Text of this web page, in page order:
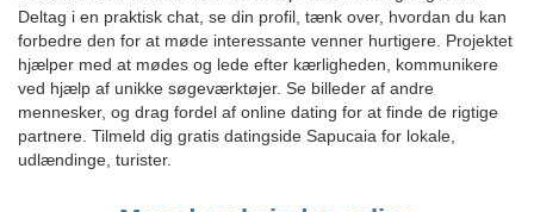
Deltag i en praktisk chat, se din profil, tænk over, hvordan du kan
forbedre den for at møde interessante venner hurtigere. Projektet
hjælper med at mødes og lede efter kærligheden, kommunikere
ved hjælp af unikke søgeværktøjer. Se billeder af andre
mennesker, og drag fordel af online dating for at finde de rigtige
partnere. Tilmeld dig gratis datingside Sapucaia for lokale,
udlændinge, turister.